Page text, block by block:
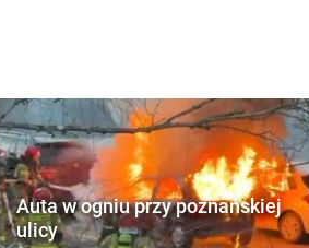
Auta w ogniu przy poznańskiej
ulicy